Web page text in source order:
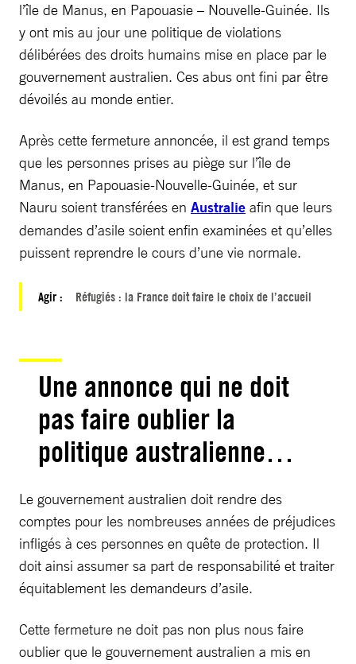
l’île de Manus, en Papouasie – Nouvelle-Guinée. Ils
y ont mis au jour une politique de violations
délibérées des droits humains mise en place par le
gouvernement australien. Ces abus ont fini par être
dévoilés au monde entier.
Après cette fermeture annoncée, il est grand temps
que les personnes prises au piège sur l’île de
Manus, en Papouasie-Nouvelle-Guinée, et sur
Nauru soient transférées en Australie afin que leurs
demandes d’asile soient enfin examinées et qu’elles
puissent reprendre le cours d’une vie normale.
Agir : Réfugiés : la France doit faire le choix de l’accueil
Une annonce qui ne doit
pas faire oublier la
politique australienne…
Le gouvernement australien doit rendre des
comptes pour les nombreuses années de préjudices
infligés à ces personnes en quête de protection. Il
doit ainsi assumer sa part de responsabilité et traiter
équitablement les demandeurs d’asile.
Cette fermeture ne doit pas non plus nous faire
oublier que le gouvernement australien a mis en